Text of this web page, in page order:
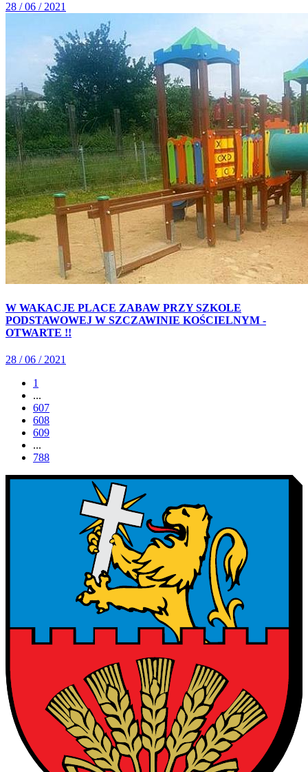
28 / 06 / 2021
W WAKACJE PLACE ZABAW PRZY SZKOLE
PODSTAWOWEJ W SZCZAWINIE KOŚCIELNYM -
OTWARTE !!
28 / 06 / 2021
1
...
607
608
609
...
788